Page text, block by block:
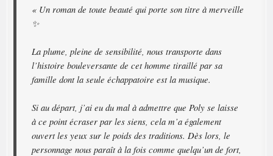
« Un roman de toute beauté qui porte son titre à merveille
✨️
La plume, pleine de sensibilité, nous transporte dans
l’histoire bouleversante de cet homme tiraillé par sa
famille dont la seule échappatoire est la musique.
Si au départ, j’ai eu du mal à admettre que Poly se laisse
à ce point écraser par les siens, cela m’a également
ouvert les yeux sur le poids des traditions. Dès lors, le
personnage nous paraît à la fois comme quelqu’un de fort,